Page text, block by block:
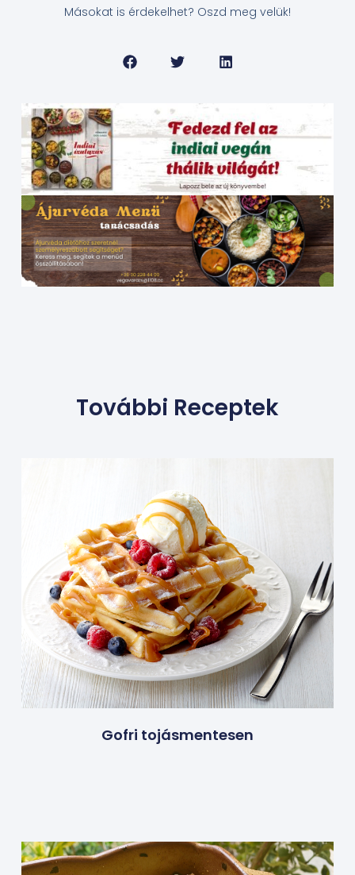
Másokat is érdekelhet? Oszd meg velük!
További Receptek
Gofri tojásmentesen